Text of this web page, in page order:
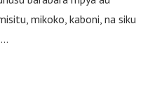
mikoko, kaboni, na siku